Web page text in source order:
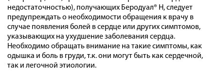
недостаточностью), получающих Беродуал® Н, следует
предупреждать о необходимости обращения к врачу в
случае появления болей в сердце или других симптомов,
указывающих на ухудшение заболевания сердца.
Необходимо обращать внимание на такие симптомы, как
одышка и боль в груди, т.к. они могут быть как сердечной,
так и легочной этиологии.